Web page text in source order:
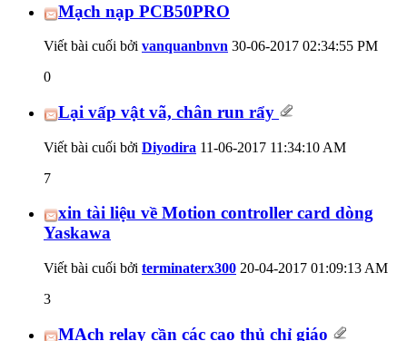
Mạch nạp PCB50PRO
Viết bài cuối bởi vanquanbnvn 30-06-2017 02:34:55 PM
0
Lại vấp vật vã, chân run rẩy
Viết bài cuối bởi Diyodira 11-06-2017 11:34:10 AM
7
xin tài liệu về Motion controller card dòng
Yaskawa
Viết bài cuối bởi terminaterx300 20-04-2017 01:09:13 AM
3
MẠch relay cần các cao thủ chỉ giáo